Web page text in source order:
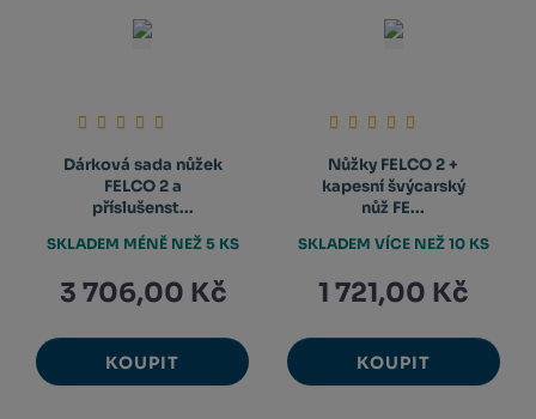
Dárková sada nůžek
FELCO 2 a
příslušenst...
3 706,00 Kč
KOUPIT
SKLADEM MÉNĚ NEŽ 5 KS
Nůžky FELCO 2 +
kapesní švýcarský
nůž FE...
1 721,00 Kč
KOUPIT
SKLADEM VÍCE NEŽ 10 KS